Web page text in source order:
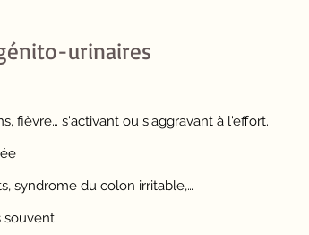
urinaires
fièvre… s'activant ou s'aggravant à l'effort.
syndrome du colon irritable,…
souvent